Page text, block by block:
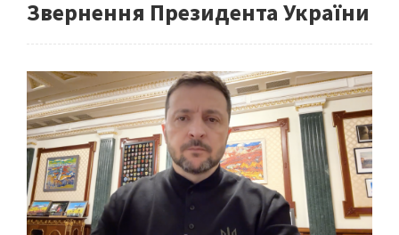
Звернення Президента України